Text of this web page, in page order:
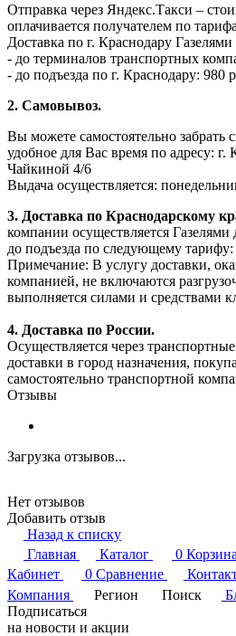
Отправка через Яндекс.Такси –
оплачивается получателем по
Доставка по г. Краснодару
- до терминалов транспортных
- до подъезда по г. Краснодару: 980
2. Самовывоз.
Вы можете самостоятельно забрать
удобное для Вас время по адресу:
Чайкиной 4/6
Выдача осуществляется:
3. Доставка по Краснодарскому
компании осуществляется
до подъезда по следующему
Примечание: В услугу доставки,
компанией, не включаются
выполняется силами и средствами
4. Доставка по России.
Осуществляется через
доставки в город назначения,
самостоятельно транспортной
Отзывы
Загрузка отзывов...
Нет отзывов
Добавить отзыв
Назад к списку
Главная
Каталог 0 Корзина
Кабинет
0 Сравнение
Компания
Регион Поиск
Подписаться
на новости и акции